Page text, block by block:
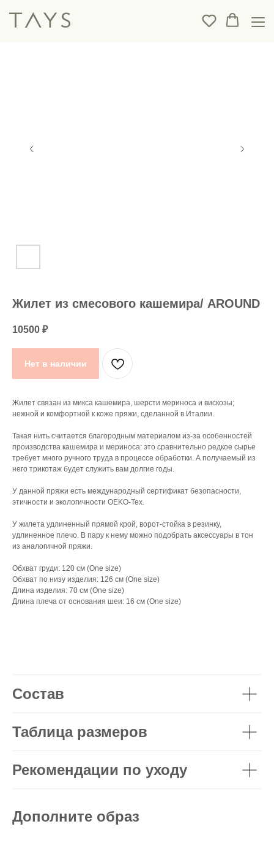
Жилет из смесового кашемира/ AROUND
10500 ₽
Нет в наличии
Жилет связан из микса кашемира, шерсти мериноса и вискозы;
нежной и комфортной к коже пряжи, сделанной в Италии.
Такая нить считается благородным материалом из-за особенностей
производства кашемира и мериноса: это сравнительно редкое сырье
требует много ручного труда в процессе обработки. А получаемый из
него трикотаж будет служить вам долгие годы.
У данной пряжи есть международный сертификат безопасности,
этичности и экологичности OEKO-Tex.
У жилета удлиненный прямой крой, ворот-стойка в резинку,
удлиненное плечо. В пару к нему можно подобрать аксессуары в тон
из аналогичной пряжи.
Обхват груди: 120 см (One size)
Обхват по низу изделия: 126 см (One size)
Длина изделия: 70 см (One size)
Длина плеча от основания шеи: 16 см (One size)
Состав
Таблица размеров
Рекомендации по уходу
Дополните образ